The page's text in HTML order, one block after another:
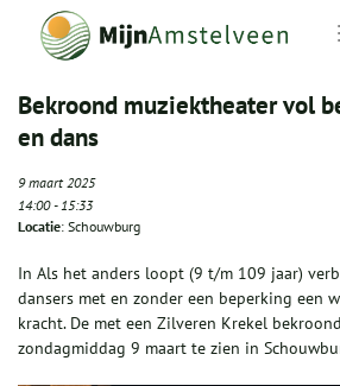
Bekroond muziektheater vol
en dans
9 maart 2025
14:00-15:33
Locatie: Schouwburg
In Als het anders loopt (9 t/m 109 jaar)
dansers met en zonder een beperking een
kracht. De met een Zilveren Krekel
zondagmiddag 9 maart te zien in